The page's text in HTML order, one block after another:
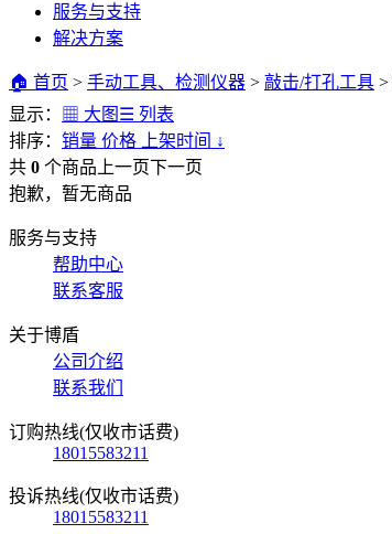
服务与支持
解决方案
🏠 首页 > 手动工具、检测仪器 > 敲击/打孔工具 >
显示：
▦ 大图 ☰ 列表
排序： 销量 价格 上架时间 ↓
共 0 个商品 上一页下一页
抱歉，暂无商品
服务与支持
帮助中心
联系客服
关于博盾
公司介绍
联系我们
订购热线(仅收市话费)
18015583211
投诉热线(仅收市话费)
18015583211